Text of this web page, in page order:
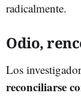
radicalmente.
Odio,
Los
reconciliarse